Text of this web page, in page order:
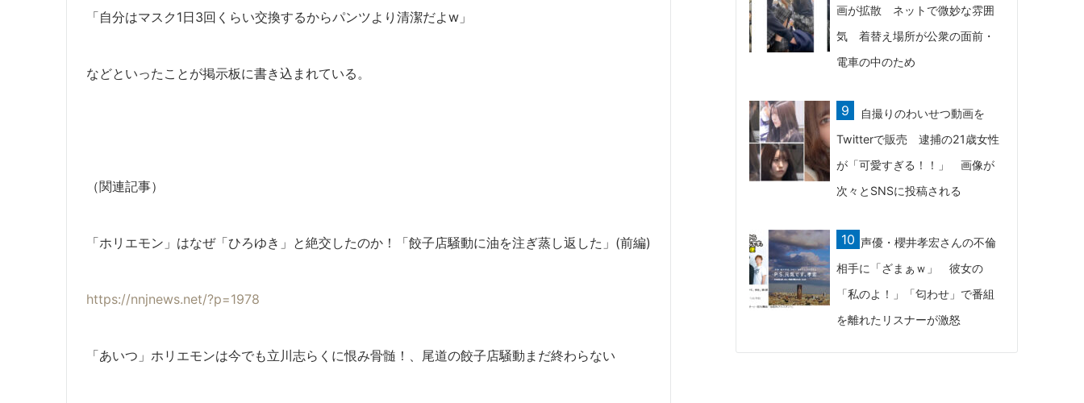
「自分はマスク1日3回くらい交換するからパンツより清潔だよw」
などといったことが掲示板に書き込まれている。
（関連記事）
「ホリエモン」はなぜ「ひろゆき」と絶交したのか！「餃子店騒動に油を注ぎ蒸し返した」(前編)
https://nnjnews.net/?p=1978
「あいつ」ホリエモンは今でも立川志らくに恨み骨髄！、尾道の餃子店騒動まだ終わらない
画が拡散 ネットで微妙な雰囲
気 着替え場所が公衆の面前・
電車の中のため
自撮りのわいせつ動画を
Twitterで販売 逮捕の21歳女性
が「可愛すぎる！！」 画像が
次々とSNSに投稿される
声優・櫻井孝宏さんの不倫
相手に「ざまぁｗ」 彼女の
「私のよ！」「匂わせ」で番組
を離れたリスナーが激怒